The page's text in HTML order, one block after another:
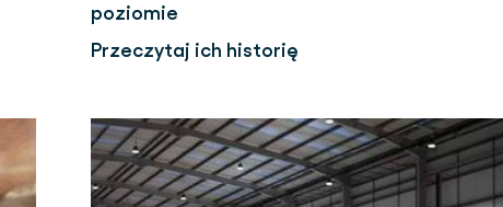
poziomie
Przeczytaj ich historię